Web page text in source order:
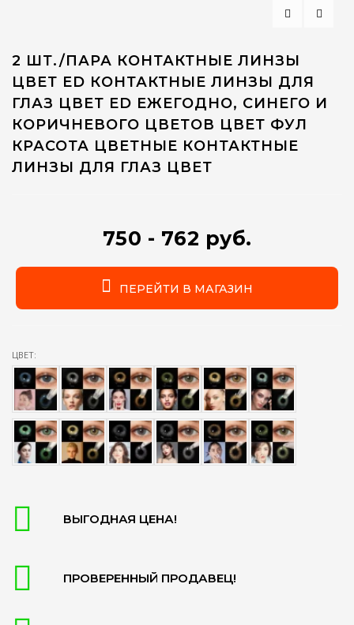
2 ШТ./ПАРА КОНТАКТНЫЕ ЛИНЗЫ
ЦВЕТ ED КОНТАКТНЫЕ ЛИНЗЫ ДЛЯ
ГЛАЗ ЦВЕТ ED ЕЖЕГОДНО, СИНЕГО И
КОРИЧНЕВОГО ЦВЕТОВ ЦВЕТ ФУЛ
КРАСОТА ЦВЕТНЫЕ КОНТАКТНЫЕ
ЛИНЗЫ ДЛЯ ГЛАЗ ЦВЕТ
750 - 762 руб.
ПЕРЕЙТИ В МАГАЗИН
ЦВЕТ:
ВЫГОДНАЯ ЦЕНА!
ПРОВЕРЕННЫЙ ПРОДАВЕЦ!